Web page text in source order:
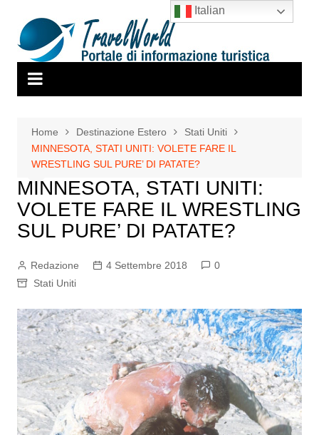
contenuto
Home Destinazione Estero
Stati Uniti
MINNESOTA, STATI UNITI: VOLETE FARE IL
WRESTLING SUL PURE’ DI PATATE?
MINNESOTA, STATI UNITI:
VOLETE FARE IL WRESTLING
SUL PURE’ DI PATATE?
Redazione 4 Settembre 2018
0
Stati Uniti
Italian